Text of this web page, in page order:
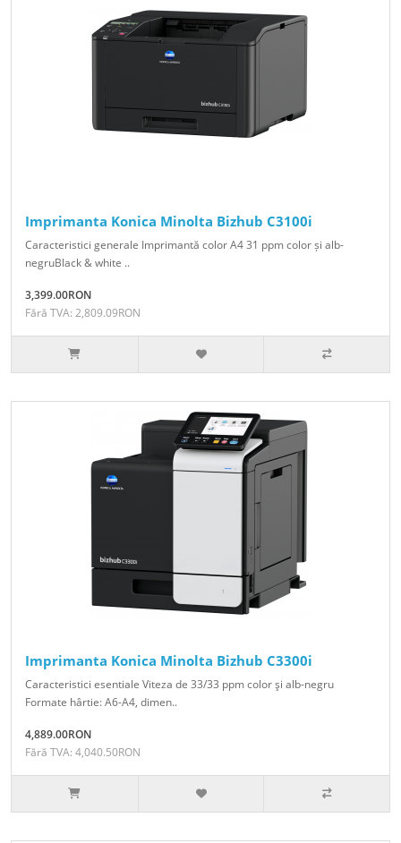
Imprimanta Konica Minolta Bizhub C3100i
Caracteristici generale Imprimantă color A4 31 ppm color și alb-
negruBlack & white ..
3,399.00RON
Fără TVA: 2,809.09RON
Imprimanta Konica Minolta Bizhub C3300i
Caracteristici esentiale Viteza de 33/33 ppm color şi alb-negru
Formate hârtie: A6-A4, dimen..
4,889.00RON
Fără TVA: 4,040.50RON